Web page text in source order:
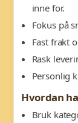
inne for.
Fokus på
Fast frakt
Rask
Personlig
Hvordan
Bruk